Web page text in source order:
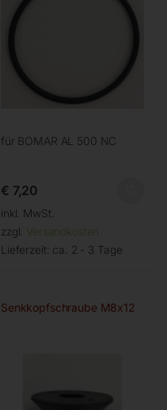
für BOMAR AL 500 NC
€ 7,20
inkl. MwSt.
zzgl. Versandkosten
Lieferzeit: ca. 2 - 3 Tage
Senkkopfschraube M8x12